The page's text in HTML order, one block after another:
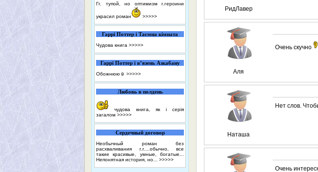
Гг. тупой, но оптимизм г.героини
украсил роман >>>>>
Гаррі Поттер і Таємна кімната
Чудова книга >>>>>
Гаррі Поттер і в’язень Азкабану
Обожнюю☺️ >>>>>
Любовь в полдень
чудова книга, як і серія
загалом >>>>>
Сердечный договор
Необычный роман без
расхваливания г.г....обычно, все
такие красивые, умные, богатые...
Непонятная история, но... >>>>>
РидЛавер
Аля
Очень скучно
Наташа
Нет слов.
Очень